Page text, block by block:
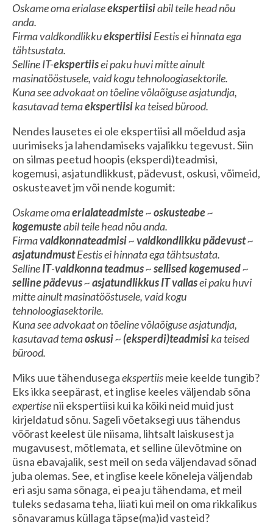
Oskame oma erialaseekspertiisiabil teile head nõu
anda.
Firma valdkondlikkuekspertiisiEestis ei hinnata ega
tähtsustata.
Selline IT-ekspertiisei paku huvi mitte ainult
masinatööstusele, vaid kogu tehnoloogiasektorile.
Kuna see advokaat on tõeline võlaõiguse asjatundja,
kasutavad temaekspertiisika teised bürood.
Nendes lausetes ei ole ekspertiisi all mõeldud asja
uurimiseks ja lahendamiseks vajalikku tegevust. Siin
on silmas peetud hoopis (eksperdi)teadmisi,
kogemusi, asjatundlikkust, pädevust, oskusi, võimeid,
oskusteavet jm või nende kogumit:
Oskame omaerialateadmiste~oskusteabe~
kogemusteabil teile head nõu anda.
Firmavaldkonnateadmisi~valdkondlikku pädevust~
asjatundmustEestis ei hinnata ega tähtsustata.
SellineIT-valdkonna teadmus~sellisedkogemused~
sellinepädevus~asjatundlikkusIT vallasei paku huvi
mitte ainult masinatööstusele, vaid kogu
tehnoloogiasektorile.
Kuna see advokaat on tõeline võlaõiguse asjatundja,
kasutavad temaoskusi~(eksperdi)teadmisika teised
bürood.
Miks uue tähendusegaekspertiismeie keelde tungib?
Eks ikka seepärast, et inglise keeles väljendab sõna
expertisenii ekspertiisi kui ka kõiki neid muid just
kirjeldatud sõnu. Sageli võetaksegi uus tähendus
võõrast keelest üle niisama, lihtsalt laiskusest ja
mugavusest, mõtlemata, et selline ülevõtmine on
üsna ebavajalik, sest meil on seda väljendavad sõnad
juba olemas. See, et inglise keele kõneleja väljendab
eri asju sama sõnaga, ei pea ju tähendama, et meil
tuleks sedasama teha, liiati kui meil on oma rikkalikus
sõnavaramus küllaga täpse(ma)id vasteid?